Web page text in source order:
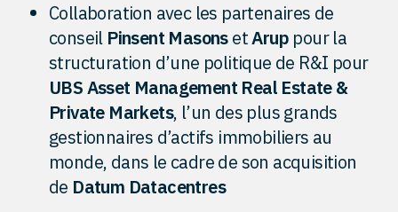
Collaboration avec les partenaires de
conseil Pinsent MasonsetArup pour la
structuration d’une politique de R&I pour
UBS Asset Management Real Estate &
Private Markets, l’un des plus grands
gestionnaires d’actifs immobiliers au
monde, dans le cadre de son acquisition
de Datum Datacentres